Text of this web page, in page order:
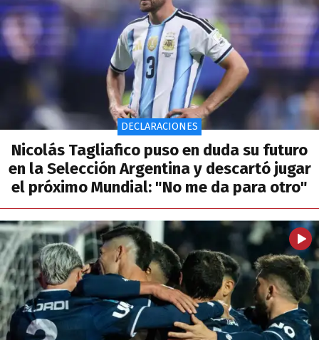
DECLARACIONES
Nicolás Tagliafico puso en duda su futuro
en la Selección Argentina y descartó jugar
el próximo Mundial: "No me da para otro"